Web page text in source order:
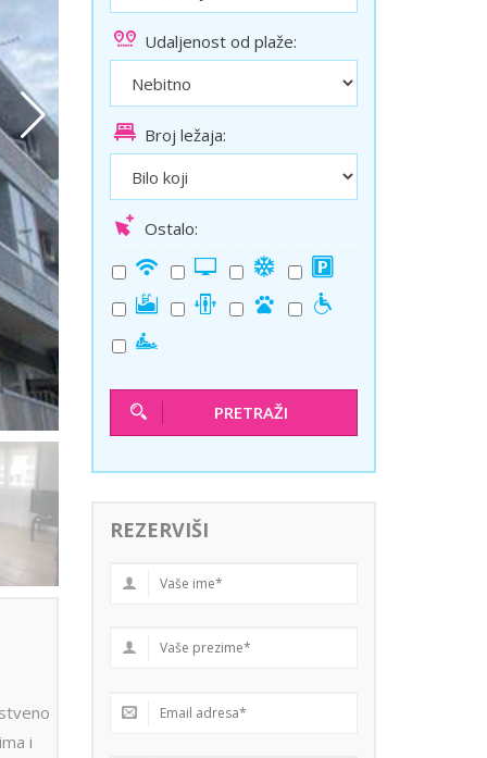
Solun polazak iz Niša
Temišvar polazak iz Niša
i
Udaljenost od plaže:
Broj ležaja:
Ostalo:
PRETRAŽI
REZERVIŠI